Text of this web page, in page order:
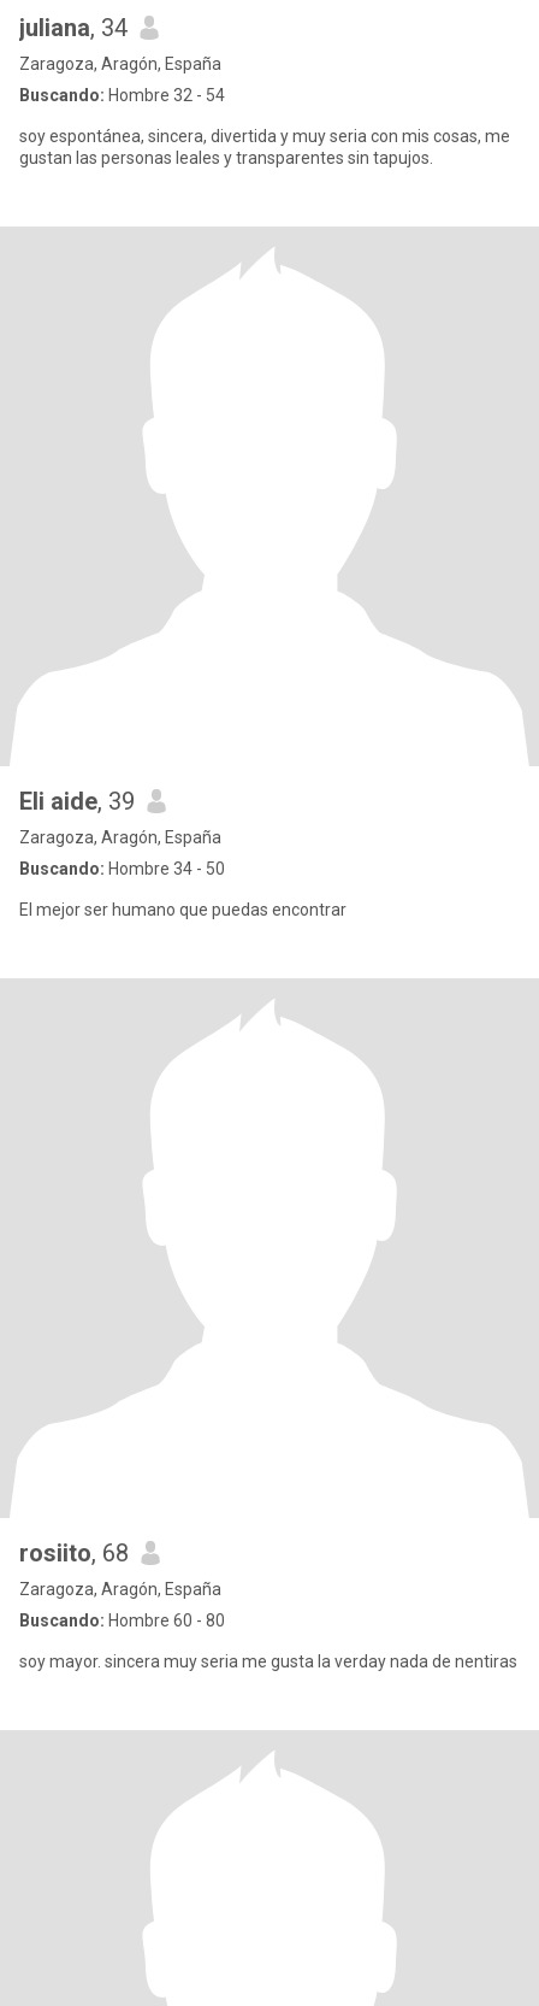
juliana, 34
Zaragoza, Aragón, España
Buscando: Hombre 32 - 54
soy espontánea, sincera, divertida y muy seria con mis cosas, me
gustan las personas leales y transparentes sin tapujos.
Eli aide, 39
Zaragoza, Aragón, España
Buscando: Hombre 34 - 50
El mejor ser humano que puedas encontrar
rosiito, 68
Zaragoza, Aragón, España
Buscando: Hombre 60 - 80
soy mayor. sincera muy seria me gusta la verday nada de nentiras